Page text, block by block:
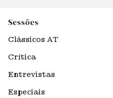
Sessões
Clássicos AT
Crítica
Entrevistas
Especiais